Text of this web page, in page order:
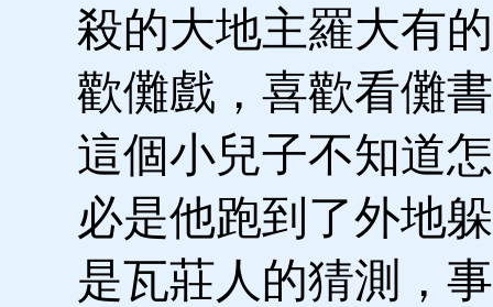
殺的大地主羅大有
歡儺戲，喜歡看儺
這個小兒子不知道
必是他跑到了外地
是瓦莊人的猜測，